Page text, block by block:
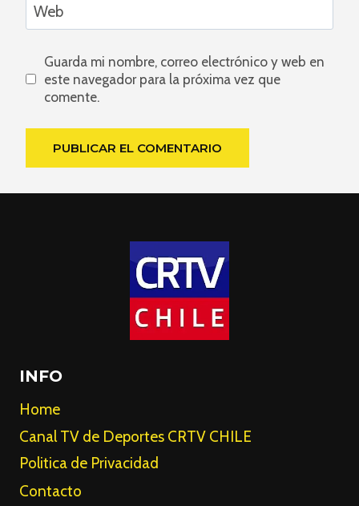
Web
Guarda mi nombre, correo electrónico y web en
este navegador para la próxima vez que
comente.
INFO
Home
Canal TV de Deportes CRTV CHILE
Politica de Privacidad
Contacto